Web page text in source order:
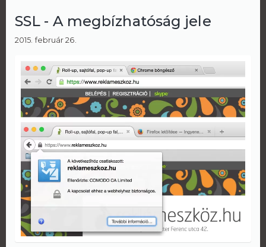
SSL - A megbízhatóság jele
2015. február 26.